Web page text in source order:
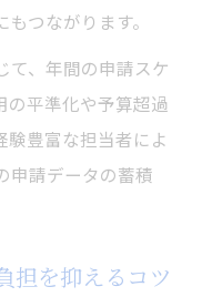
つながります。
て、年間の申請スケ
の平準化や予算超過
験豊富な担当者によ
申請データの蓄積
担を抑えるコツ